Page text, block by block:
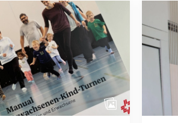
gymnastique se dote d’un fil rouge